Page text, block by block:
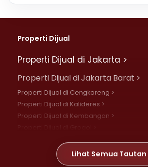
Properti Dijual
Properti Dijual di Jakarta >
Properti Dijual di Jakarta Barat >
Properti Dijual di Cengkareng >
Properti Dijual di Kalideres >
Properti Dijual di Kembangan >
Properti Dijual di Meruya >
Properti Dijual di Jelambar >
Lihat Semua Tautan